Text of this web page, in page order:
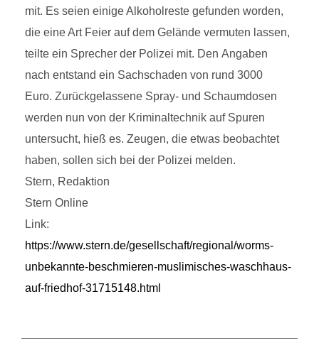
mit. Es seien einige Alkoholreste gefunden worden,
die eine Art Feier auf dem Gelände vermuten lassen,
teilte ein Sprecher der Polizei mit. Den Angaben
nach entstand ein Sachschaden von rund 3000
Euro. Zurückgelassene Spray- und Schaumdosen
werden nun von der Kriminaltechnik auf Spuren
untersucht, hieß es. Zeugen, die etwas beobachtet
haben, sollen sich bei der Polizei melden.
Stern, Redaktion
Stern Online
Link:
https://www.stern.de/gesellschaft/regional/worms-
unbekannte-beschmieren-muslimisches-waschhaus-
auf-friedhof-31715148.html